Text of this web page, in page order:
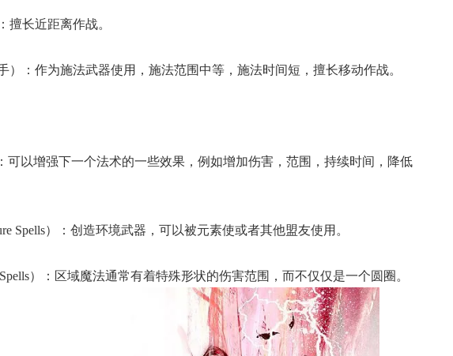
长近距离作战。
：作为施法武器使用，施法范围中等，施法时间短，擅长移动作战。
以增强下一个法术的一些效果，例如增加伤害，范围，持续时间，降低
）：创造环境武器，可以被元素使或者其他盟友使用。
）：区域魔法通常有着特殊形状的伤害范围，而不仅仅是一个圆圈。